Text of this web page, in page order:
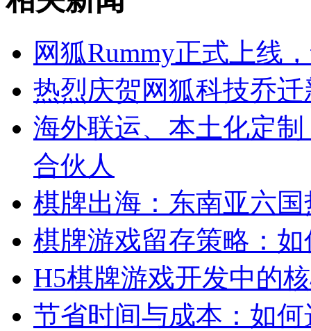
网狐Rummy正式上线
热烈庆贺网狐科技乔迁
海外联运、本土化定
合伙人
棋牌出海：东南亚六
棋牌游戏留存策略：
H5棋牌游戏开发中的
节省时间与成本：如